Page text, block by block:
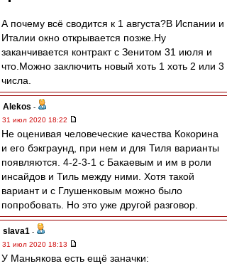
А почему всё сводится к 1 августа?В Испании и
Италии окно открывается позже.Ну
заканчивается контракт с Зенитом 31 июля и
что.Можно заключить новый хоть 1 хоть 2 или 3
числа.
Alekos -
31 июл 2020 18:22
Не оценивая человеческие качества Кокорина
и его бэкграунд, при нем и для Тиля варианты
появляются. 4-2-3-1 с Бакаевым и им в роли
инсайдов и Тиль между ними. Хотя такой
вариант и с Глушенковым можно было
попробовать. Но это уже другой разговор.
slava1 -
31 июл 2020 18:13
У Маньякова есть ещё заначки: